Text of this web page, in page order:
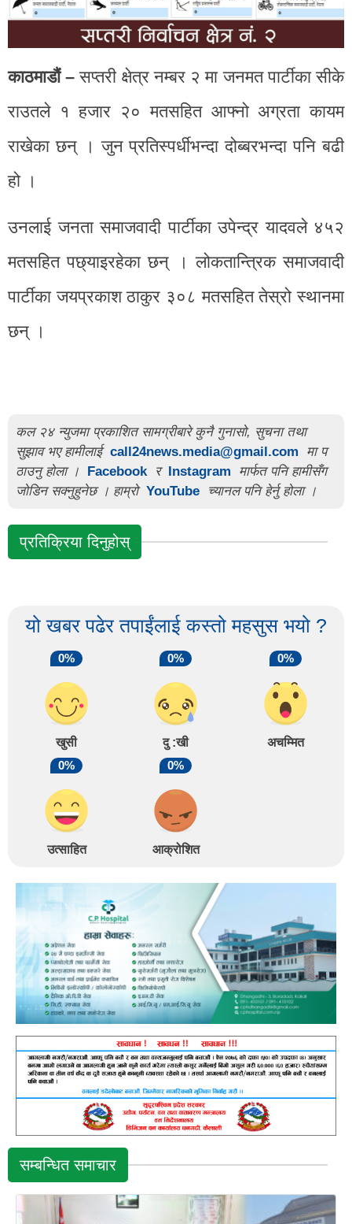
काठमाडौं – सप्तरी क्षेत्र नम्बर २ मा जनमत पार्टीका सीके
राउतले १ हजार २० मतसहित आफ्नो अग्रता कायम
राखेका छन् । जुन प्रतिस्पर्धीभन्दा दोब्बरभन्दा पनि बढी
हो ।
उनलाई जनता समाजवादी पार्टीका उपेन्द्र यादवले ४५२
मतसहित पछ्याइरहेका छन् । लोकतान्त्रिक समाजवादी
पार्टीका जयप्रकाश ठाकुर ३०८ मतसहित तेस्रो स्थानमा
छन् ।
कल २४ न्युजमा प्रकाशित सामग्रीबारे कुनै गुनासो, सुचना तथा
सुझाव भए हामीलाई call24news.media@gmail.com
मा प
ठाउनु होला ।
Facebook र Instagram
मार्फत पनि हामीसँग
जोडिन सक्नुहुनेछ । हाम्रो YouTube च्यानल पनि हेर्नु होला ।
प्रतिक्रिया दिनुहोस्
यो खबर पढेर तपाईंलाई कस्तो महसुस भयो ?
0%
खुसी
0%
दु :खी
0%
अचम्मित
0%
उत्साहित
0%
आक्रोशित
सम्बन्धित समाचार